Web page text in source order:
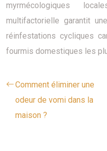
myrmécologiques
multifactorielle garantit
réinfestations cycliques
fourmis domestiques les
Comment éliminer une
odeur de vomi dans la
maison ?